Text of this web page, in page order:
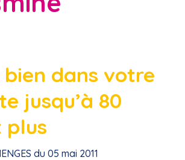
bien dans votre
jusqu’à 80
plus
du 05 mai 2011